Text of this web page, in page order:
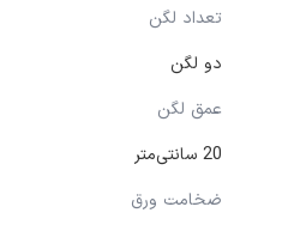
تعداد لگن
دو لگن
عمق لگن
20 سانتی‌متر
ضخامت ورق